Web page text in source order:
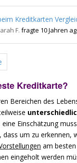
Kreditkarten
F. fragte 10 Jahren
Kreditkarte?
Bereichen des
eine Einschätzung
dass um zu erkennen,
am
eingeholt werden